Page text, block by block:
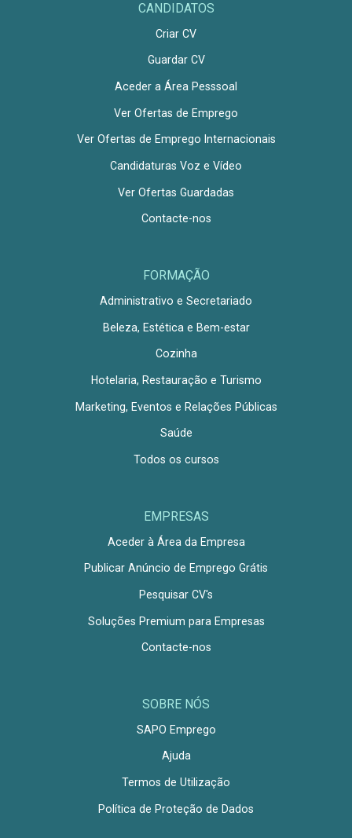
CANDIDATOS
Criar CV
Guardar CV
Aceder a Área Pesssoal
Ver Ofertas de Emprego
Ver Ofertas de Emprego Internacionais
Candidaturas Voz e Vídeo
Ver Ofertas Guardadas
Contacte-nos
FORMAÇÃO
Administrativo e Secretariado
Beleza, Estética e Bem-estar
Cozinha
Hotelaria, Restauração e Turismo
Marketing, Eventos e Relações Públicas
Saúde
Todos os cursos
EMPRESAS
Aceder à Área da Empresa
Publicar Anúncio de Emprego Grátis
Pesquisar CV's
Soluções Premium para Empresas
Contacte-nos
SOBRE NÓS
SAPO Emprego
Ajuda
Termos de Utilização
Política de Proteção de Dados